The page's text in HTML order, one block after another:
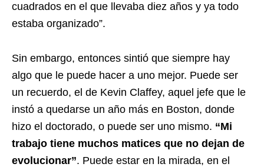
cuadrados en el que llevaba diez años y ya todo
estaba organizado”.
Sin embargo, entonces sintió que siempre hay
algo que le puede hacer a uno mejor. Puede ser
un recuerdo, el de Kevin Claffey, aquel jefe que le
instó a quedarse un año más en Boston, donde
hizo el doctorado, o puede ser uno mismo. “Mi
trabajo tiene muchos matices que no dejan de
evolucionar”. Puede estar en la mirada, en el